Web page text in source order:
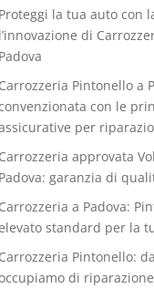
Proteggi la tua auto con
l’innovazione di
Padova
Carrozzeria Pintonello a
con le
per
Carrozzeria approvata
Padova: garanzia di
Carrozzeria a Padova:
standard per la
Carrozzeria Pintonello:
di